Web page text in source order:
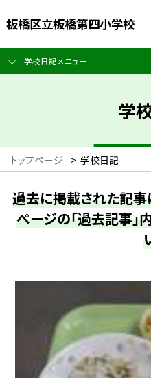
板橋区立板橋第四小学校
学校日記メニュー
学
トップページ > 学校日記
過去に掲載された記事
ページの「過去記事」